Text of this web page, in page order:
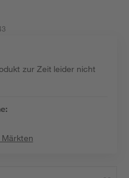
zur Zeit leider nicht